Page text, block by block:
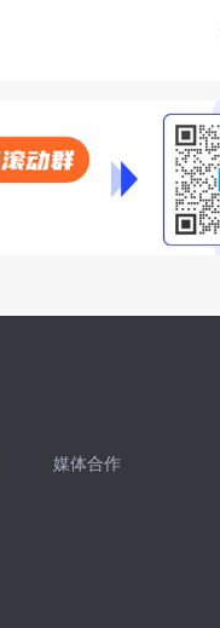
媒体合作
扫码加我直接开聊